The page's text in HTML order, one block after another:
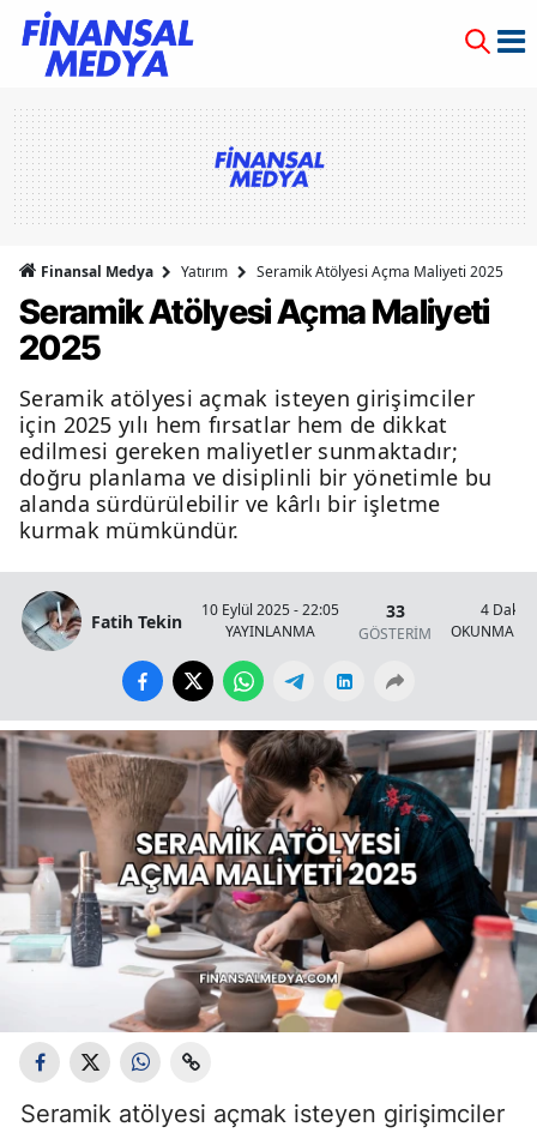
Finansal Medya Yatırım Seramik Atölyesi Açma Maliyeti 2025
Seramik Atölyesi Açma Maliyeti
2025
Seramik atölyesi açmak isteyen girişimciler
için 2025 yılı hem fırsatlar hem de dikkat
edilmesi gereken maliyetler sunmaktadır;
doğru planlama ve disiplinli bir yönetimle bu
alanda sürdürülebilir ve kârlı bir işletme
kurmak mümkündür.
Fatih Tekin
10 Eylül 2025 - 22:05
YAYINLANMA
33
GÖSTERİM
4 Dakika
OKUNMA
Seramik atölyesi açmak isteyen girişimciler